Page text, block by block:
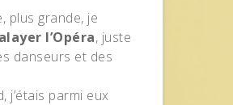
plus grande, je
l’Opéra, juste
danseurs et des
j’étais parmi eux